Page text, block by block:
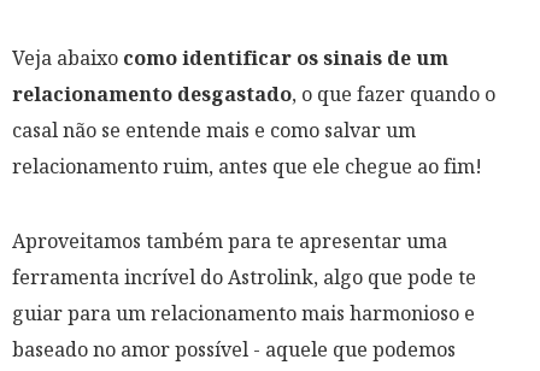
Veja abaixo como identificar os sinais de um
relacionamento desgastado, o que fazer quando o
casal não se entende mais e como salvar um
relacionamento ruim, antes que ele chegue ao fim!
Aproveitamos também para te apresentar uma
ferramenta incrível do Astrolink, algo que pode te
guiar para um relacionamento mais harmonioso e
baseado no amor possível - aquele que podemos